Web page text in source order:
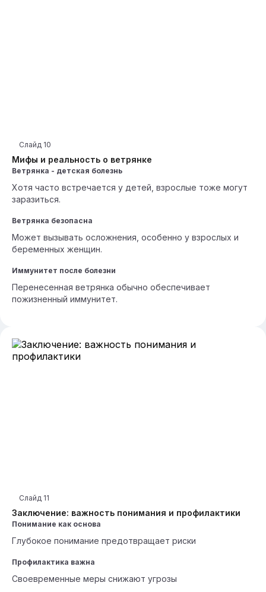
Мифы и реальность о ветрянке
Слайд 10
Ветрянка - детская болезнь
Хотя часто встречается у детей, взрослые тоже могут
заразиться.
Ветрянка безопасна
Может вызывать осложнения, особенно у взрослых и
беременных женщин.
Иммунитет после болезни
Перенесенная ветрянка обычно обеспечивает
пожизненный иммунитет.
Заключение: важность понимания и профилактики
Слайд 11
Понимание как основа
Глубокое понимание предотвращает риски
Профилактика важна
Своевременные меры снижают угрозы